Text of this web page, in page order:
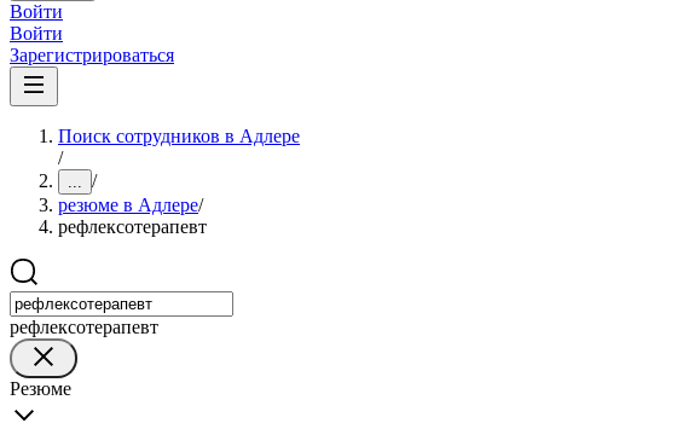
Войти
Войти
Зарегистрироваться
Поиск сотрудников в Адлере
/
... /
резюме в Адлере/
рефлексотерапевт
рефлексотерапевт
Резюме